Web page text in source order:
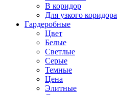
В коридор
Для узкого коридора
Гардеробные
Цвет
Белые
Светлые
Серые
Темные
Цена
Элитные